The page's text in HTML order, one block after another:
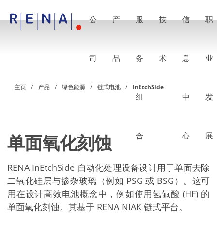
公
司
产
品
服
务
组
合
技
术
信
息
中
心
职
业
发
展
RENA Shanghai
批量喷淋
单晶圆加工
晶圆制备
电镀
晶圆干燥
化学品输送系统
绿色能源
Wafer Batch
链式电池
主页 产品 绿色能源 链式电池 InEtchSide
单面氧化刻蚀
RENA InEtchSide 自动化处理设备设计用于单面去除
二氧化硅层与掺杂玻璃（例如 PSG 或 BSG）。这可
用在设计高效电池概念中，例如使用氢氟酸 (HF) 的
单面氧化刻蚀。其基于 RENA NIAK 链式平台。